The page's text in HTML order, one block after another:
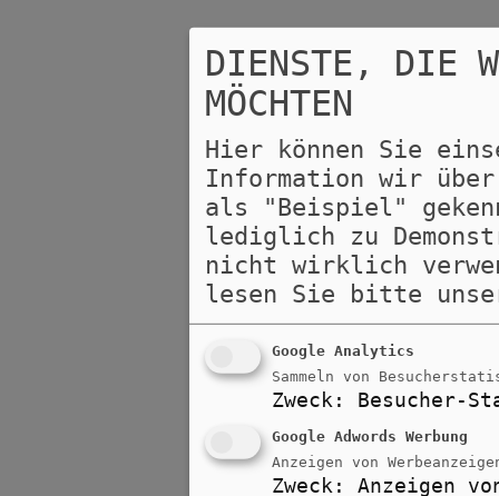
DIENSTE, DIE
MÖCHTEN
Hier können Sie
Information wir
als "Beispiel"
lediglich zu
nicht wirklich
lesen Sie bitte
Google Analytics
Sammeln von
Zweck : Besucher-
Google Adwords Werbung
Anzeigen von
Zweck : Anzeigen